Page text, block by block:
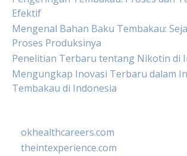
Efektif
Mengenal Bahan Baku Tembakau:
Proses Produksinya
Penelitian Terbaru tentang Nikotin di
Mengungkap Inovasi Terbaru dalam
Tembakau di Indonesia
okhealthcareers.com
theintexperience.com